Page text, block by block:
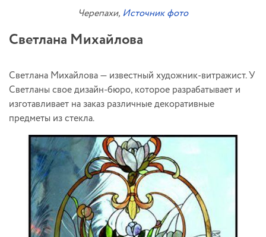
Черепахи, Источник фото
Светлана Михайлова
Светлана Михайлова — известный художник-витражист. У
Светланы свое дизайн-бюро, которое разрабатывает и
изготавливает на заказ различные декоративные
предметы из стекла.